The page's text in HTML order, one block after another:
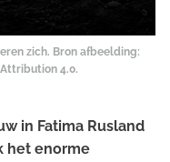
zich. Bron afbeelding:
4.0.
in Fatima Rusland
het enorme